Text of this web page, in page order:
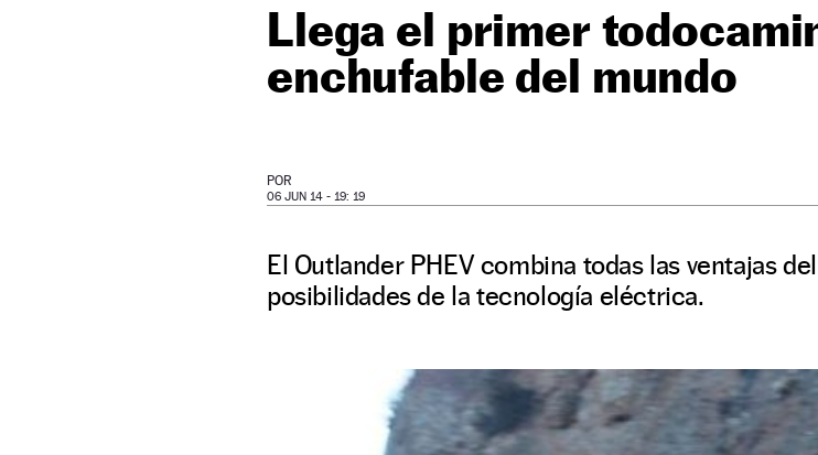
Llega el primer
enchufable del mundo
POR
06 JUN 14 - 19: 19
El Outlander PHEV combina todas las ventajas
posibilidades de la tecnología eléctrica.